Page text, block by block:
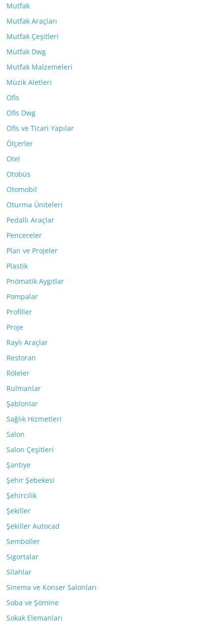
Mutfak
Mutfak Araçları
Mutfak Çeşitleri
Mutfak Dwg
Mutfak Malzemeleri
Müzik Aletleri
Ofis
Ofis Dwg
Ofis ve Ticari Yapılar
Ölçerler
Otel
Otobüs
Otomobil
Oturma Üniteleri
Pedallı Araçlar
Pencereler
Plan ve Projeler
Plastik
Pnömatik Aygıtlar
Pompalar
Profiller
Proje
Raylı Araçlar
Restoran
Röleler
Rulmanlar
Şablonlar
Sağlık Hizmetleri
Salon
Salon Çeşitleri
Şantiye
Şehir Şebekesi
Şehircilik
Şekiller
Şekiller Autocad
Semboller
Sigortalar
Silahlar
Sinema ve Konser Salonları
Soba ve Şömine
Sokak Elemanları